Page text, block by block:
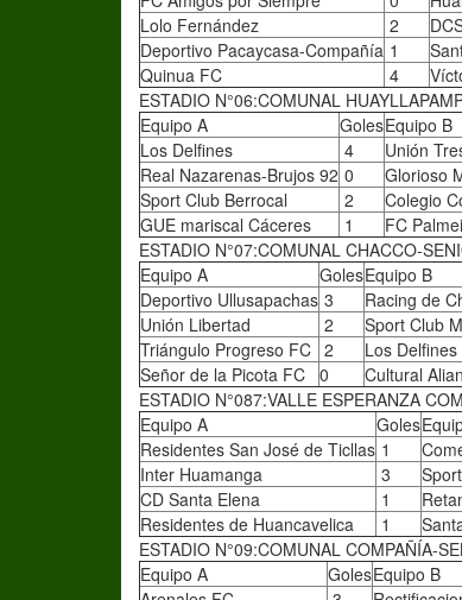
Lolo Fernández
2
Deportivo Pacaycasa-Compañía 1
Quinua FC
4
ESTADIO N°06:COMUNAL
Equipo A
GolesEquipo B
Los Delfines
4 Unión
Real Nazarenas-Brujos 92 0 Glorioso
Sport Club Berrocal
2 Colegio
GUE mariscal Cáceres
1 FC
ESTADIO N°07:COMUNAL CHACCO-
Equipo A
GolesEquipo B
Deportivo Ullusapachas 3 Racing de
Unión Libertad
2 Sport Club
Triángulo Progreso FC 2 Los Delfines
Señor de la Picota FC 0 Cultural
ESTADIO N°087:VALLE ESPERANZA
Equipo A
Goles
Residentes San José de Ticllas 1
Inter Huamanga
3
CD Santa Elena
1
Residentes de Huancavelica
1
ESTADIO N°09:COMUNAL COMPAÑÍA-
Equipo A
GolesEquipo B